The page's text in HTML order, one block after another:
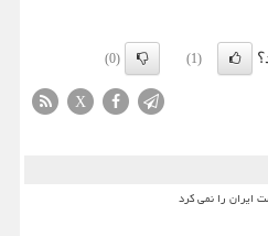
(1)
(0)
X
ایران را نمی کرد